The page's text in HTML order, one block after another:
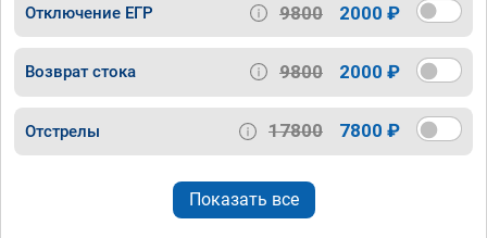
Отключение ЕГР 9800 2000 ₽
Возврат стока 9800 2000 ₽
Отстрелы 17800 7800 ₽
Показать все